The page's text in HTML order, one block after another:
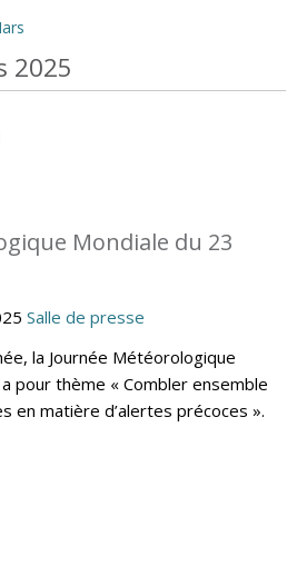
2025
Mondiale du 23
Salle de presse
la Journée Météorologique
pour thème « Combler ensemble
en matière d’alertes précoces ».